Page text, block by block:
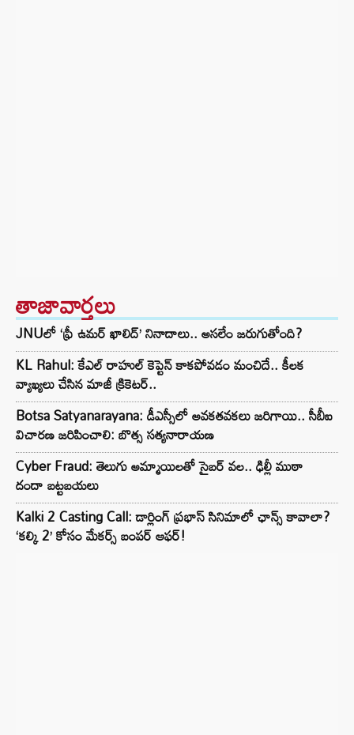
తాజావార్తలు
JNUలో ‘ఫ్రీ ఉమర్ ఖాలిద్’ నినాదాలు.. అసలేం జరుగుతోంది?
KL Rahul: కేఎల్ రాహుల్ కెప్టెన్ కాకపోవడం మంచిదే.. కీలక
వ్యాఖ్యలు చేసిన మాజీ క్రికెటర్..
Botsa Satyanarayana: డీఎస్సీలో అవకతవకలు జరిగాయి.. సీబీఐ
విచారణ జరిపించాలి: బొత్స సత్యనారాయణ
Cyber Fraud: తెలుగు అమ్మాయిలతో సైబర్ వల.. ఢిల్లీ ముఠా
దందా బట్టబయలు
Kalki 2 Casting Call: డార్లింగ్ ప్రభాస్ సినిమాలో ఛాన్స్ కావాలా?
‘కల్కి 2’ కోసం మేకర్స్‌ బంపర్ ఆఫర్!